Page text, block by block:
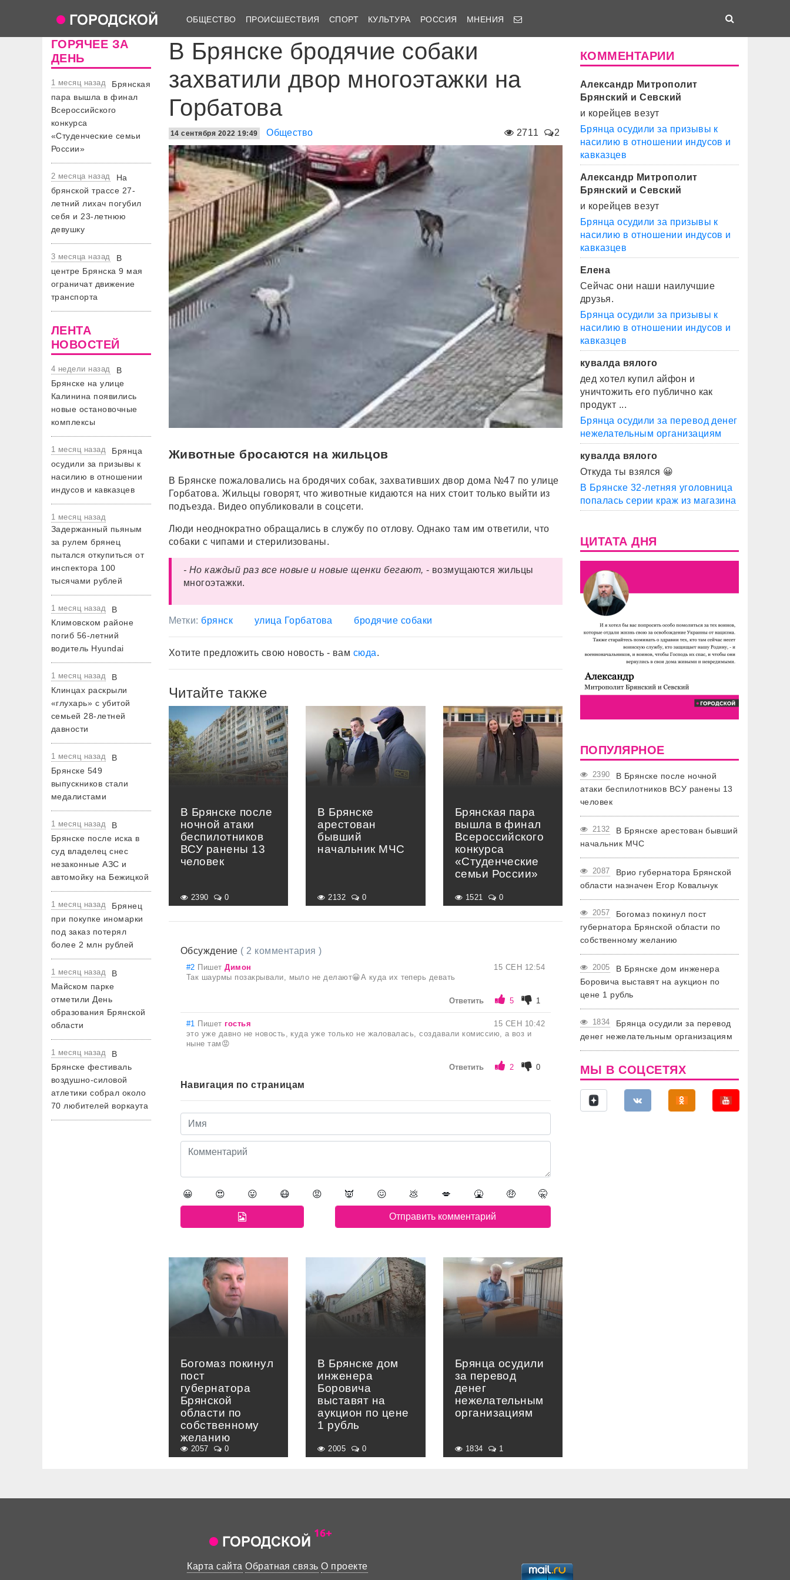
ОБЩЕСТВО ПРОИСШЕСТВИЯ СПОРТ КУЛЬТУРА РОССИЯ МНЕНИЯ
ГОРЯЧЕЕ ЗА
ДЕНЬ
1 месяц назад
Брянская
пара вышла в финал
Всероссийского
конкурса
«Студенческие семьи
России»
2 месяца назад
На
брянской трассе 27-
летний лихач погубил
себя и 23-летнюю
девушку
3 месяца назад
В
центре Брянска 9 мая
ограничат движение
транспорта
ЛЕНТА
НОВОСТЕЙ
4 недели назад
В
Брянске на улице
Калинина появились
новые остановочные
комплексы
1 месяц назад
Брянца
осудили за призывы к
насилию в отношении
индусов и кавказцев
1 месяц назад
Задержанный пьяным
за рулем брянец
пытался откупиться от
инспектора 100
тысячами рублей
1 месяц назад
В
Климовском районе
погиб 56-летний
водитель Hyundai
1 месяц назад
В
Клинцах раскрыли
«глухарь» с убитой
семьей 28-летней
давности
1 месяц назад
В
Брянске 549
выпускников стали
медалистами
1 месяц назад
В
Брянске после иска в
суд владелец снес
незаконные АЗС и
автомойку на Бежицкой
1 месяц назад
Брянец
при покупке иномарки
под заказ потерял
более 2 млн рублей
1 месяц назад
В
Майском парке
отметили День
образования Брянской
области
1 месяц назад
В
Брянске фестиваль
воздушно-силовой
атлетики собрал около
70 любителей воркаута
В Брянске бродячие собаки
захватили двор многоэтажки на
Горбатова
2711 2
14 сентября 2022 19:49 Общество
Животные бросаются на жильцов
В Брянске пожаловались на бродячих собак, захвативших двор дома №47 по улице
Горбатова. Жильцы говорят, что животные кидаются на них стоит только выйти из
подъезда. Видео опубликовали в соцсети.
Люди неоднократно обращались в службу по отлову. Однако там им ответили, что
собаки с чипами и стерилизованы.
- Но каждый раз все новые и новые щенки бегают, - возмущаются жильцы
многоэтажки.
Метки: брянск улица Горбатова бродячие собаки
Хотите предложить свою новость - вам сюда.
Читайте также
В Брянске после
ночной атаки
беспилотников
ВСУ ранены 13
человек
2390 0
В Брянске
арестован
бывший
начальник МЧС
2132 0
Брянская пара
вышла в финал
Всероссийского
конкурса
«Студенческие
семьи России»
1521 0
Обсуждение ( 2 комментария )
#2 ПишетДимон
15 СЕН 12:54
Так шаурмы позакрывали, мыло не делают😀А куда их теперь девать
Ответить 5 1
#1 Пишет гостья
15 СЕН 10:42
это уже давно не новость, куда уже только не жаловалась, создавали комиссию, а воз и
ныне там😡
Ответить 2 0
Навигация по страницам
😀 😍 😛 😷 😡 👿 😖 💩 💋 🤮 🤑 🤫
Богомаз покинул
пост
губернатора
Брянской
области по
собственному
желанию
2057 0
В Брянске дом
инженера
Боровича
выставят на
аукцион по цене
1 рубль
2005 0
Брянца осудили
за перевод
денег
нежелательным
организациям
1834 1
КОММЕНТАРИИ
Александр Митрополит
Брянский и Севский
и корейцев везут
Брянца осудили за призывы к
насилию в отношении индусов и
кавказцев
Александр Митрополит
Брянский и Севский
и корейцев везут
Брянца осудили за призывы к
насилию в отношении индусов и
кавказцев
Елена
Сейчас они наши наилучшие
друзья.
Брянца осудили за призывы к
насилию в отношении индусов и
кавказцев
кувалда вялого
дед хотел купил айфон и
уничтожить его публично как
продукт ...
Брянца осудили за перевод денег
нежелательным организациям
кувалда вялого
Откуда ты взялся 😀
В Брянске 32-летняя уголовница
попалась серии краж из магазина
ЦИТАТА ДНЯ
ПОПУЛЯРНОЕ
2390
В Брянске после ночной
атаки беспилотников ВСУ ранены 13
человек
2132
В Брянске арестован бывший
начальник МЧС
2087
Врио губернатора Брянской
области назначен Егор Ковальчук
2057
Богомаз покинул пост
губернатора Брянской области по
собственному желанию
2005
В Брянске дом инженера
Боровича выставят на аукцион по
цене 1 рубль
1834
Брянца осудили за перевод
денег нежелательным организациям
МЫ В СОЦСЕТЯХ
Карта сайта Обратная связь О проекте